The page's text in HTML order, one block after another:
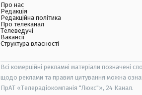
Про нас
Редакція
Редакційна політика
Про телеканал
Телеведучі
Вакансії
Структура власності
Всі комерційні рекламні матеріали позначені
щодо реклами та правил цитування можна
ПрАТ «Телерадіокомпанія "Люкс"», 24 Канал.